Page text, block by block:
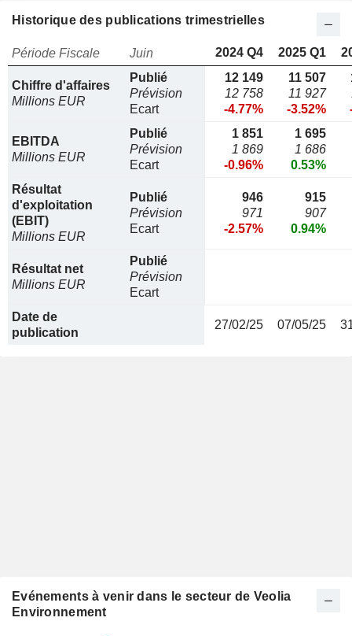
Historique des publications trimestrielles
Période Fiscale Juin 2024 Q4 2025 Q1
Chiffre d'affaires
Millions EUR
Publié
Prévision
Ecart
12 149
12 758
-4.77%
11 507
11 927
-3.52%
EBITDA
Millions EUR
Publié
Prévision
Ecart
1 851
1 869
-0.96%
1 695
1 686
0.53%
Résultat
d'exploitation
(EBIT)
Millions EUR
Publié
Prévision
Ecart
946
971
-2.57%
915
907
0.94%
Résultat net
Millions EUR
Publié
Prévision
Ecart
Date de
publication
27/02/25 07/05/25
Evénements à venir dans le secteur de Veolia
Environnement